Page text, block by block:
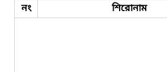
নং শিরোনাম